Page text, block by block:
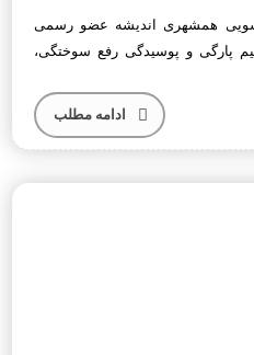
همشهری اندیشه عضو رسمی
پارگی و پوسیدگی رفع سوختگی،
ادامه مطلب